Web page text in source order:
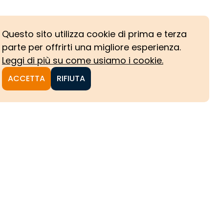
Questo sito utilizza cookie di prima e terza
parte per offrirti una migliore esperienza.
Leggi di più su come usiamo i cookie.
ACCETTA RIFIUTA